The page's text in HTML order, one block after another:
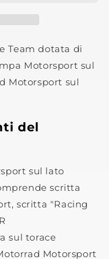
Team dotata di
Motorsport sul
Motorsport sul
del
sul lato
scritta
scritta "Racing
sul torace
Motorsport